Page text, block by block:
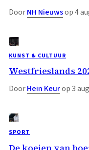
DoorNH Nieuwsop 4
KUNST & CULTUUR
Westfrieslands
DoorHein Keurop 3
SPORT